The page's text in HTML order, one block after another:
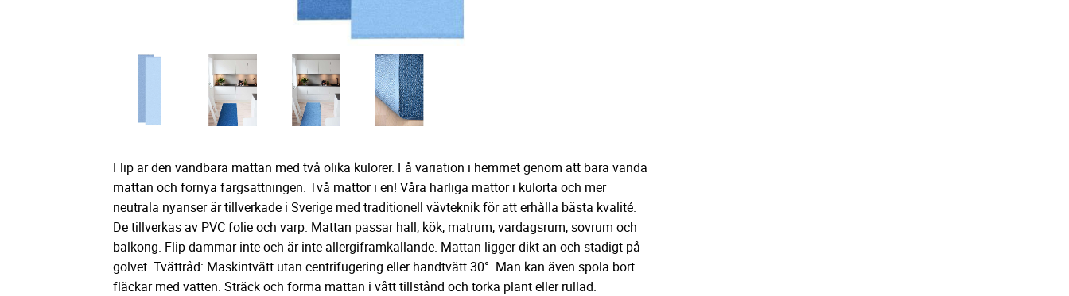
Flip är den vändbara mattan med två olika kulörer. Få variation i hemmet genom att bara vända
mattan och förnya färgsättningen. Två mattor i en! Våra härliga mattor i kulörta och mer
neutrala nyanser är tillverkade i Sverige med traditionell vävteknik för att erhålla bästa kvalité.
De tillverkas av PVC folie och varp. Mattan passar hall, kök, matrum, vardagsrum, sovrum och
balkong. Flip dammar inte och är inte allergiframkallande. Mattan ligger dikt an och stadigt på
golvet. Tvättråd: Maskintvätt utan centrifugering eller handtvätt 30°. Man kan även spola bort
fläckar med vatten. Sträck och forma mattan i vått tillstånd och torka plant eller rullad.